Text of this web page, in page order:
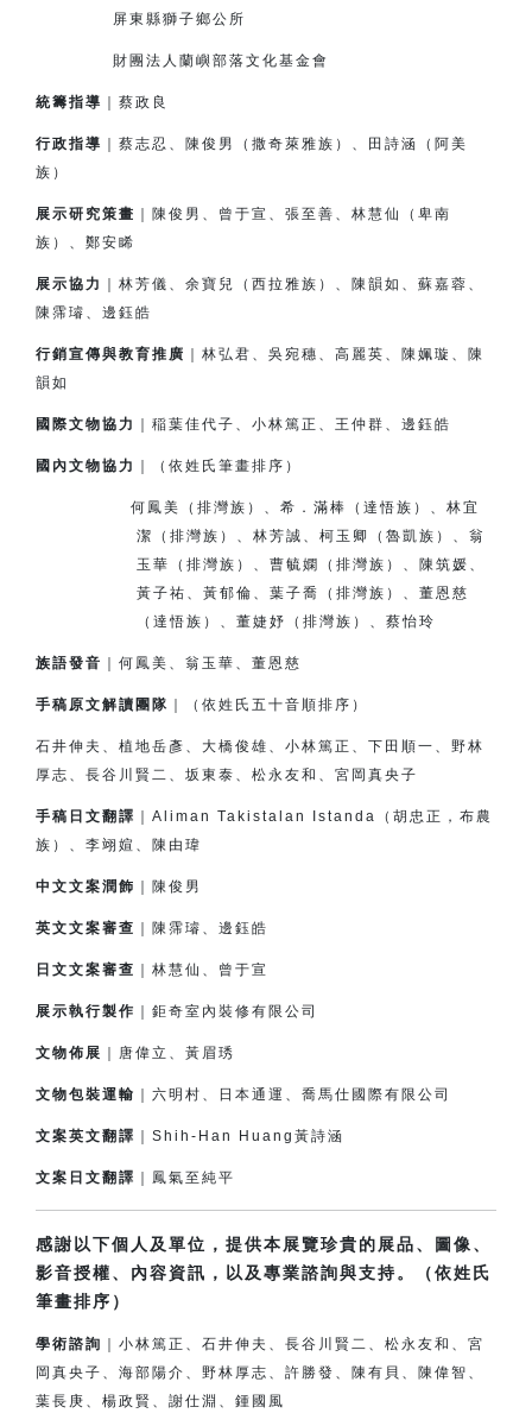
屏東縣獅子鄉公所
財團法人蘭嶼部落文化基金會
統籌指導 ｜蔡政良
行政指導
｜蔡志忍、陳俊男（撒奇萊雅族）、田詩涵（阿美
族）
展示研究策畫
｜陳俊男、曾于宣、張至善、林慧仙（卑南
族）、鄭安睎
展示協力
｜林芳儀、余寶兒（西拉雅族）、陳韻如、蘇嘉蓉、
陳霈璿、邊鈺皓
行銷宣傳與教育推廣
｜林弘君、吳宛穗、高麗英、陳姵璇、陳
韻如
國際文物協力 稲葉佳代子、小林篤正、王仲群、邊鈺皓
國內文物協力 ｜（依姓氏筆畫排序）
何鳳美（排灣族）、希．滿棒（達悟族）、林宜
潔（排灣族）、 林芳誠、柯玉卿（魯凱族）、翁
玉華（排灣族）、 曹毓嫻（排灣族）、 陳筑媛、
黃子祐、黃郁倫、 葉子喬（排灣族）、董恩慈
（達悟族）、 董婕妤（排灣族）、 蔡怡玲
族語發音 ｜何鳳美、翁玉華、董恩慈
手稿原文解讀團隊 ｜（依姓氏五十音順排序）
石井伸夫、植地岳彥、大橋俊雄、小林篤正、下田順一、 野林
厚志、長谷川賢二、坂東泰、松永友和、宮岡真央子
手稿日文翻譯
｜Aliman Takistalan Istanda（胡忠正，布農
族）、李翊媗、陳由瑋
中文文案潤飾 ｜陳俊男
英文文案審查 ｜陳霈璿、邊鈺皓
日文文案審查 ｜林慧仙、曾于宣
展示執行製作 ｜鉅奇室內裝修有限公司
文物佈展 ｜唐偉立、黃眉琇
文物包裝運輸 ｜六明村、日本通運、喬馬仕國際有限公司
文案英文翻譯 ｜Shih-Han Huang黃詩涵
文案日文翻譯 ｜鳳氣至純平
感謝以下個人及單位，提供本展覽珍貴的展品、圖像、
影音授權、內容資訊，以及專業諮詢與支持。（依姓氏
筆畫排序）
學術諮詢
｜小林篤正、石井伸夫、長谷川賢二、松永友和、宮
岡真央子、 海部陽介、 野林厚志、許勝發、陳有貝、陳偉智、
葉長庚、楊政賢、 謝仕淵、鍾國風